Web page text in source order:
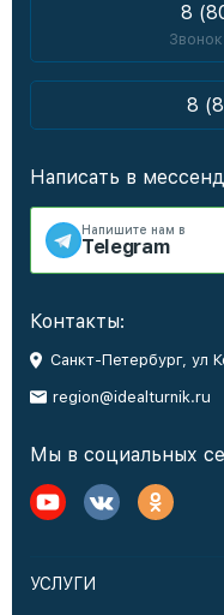
8
8
Написать в
Напишите нам в
Telegram
Контакты:
Санкт-Петербург, ул
region@idealturnik.ru
Мы в социальных
УСЛУГИ